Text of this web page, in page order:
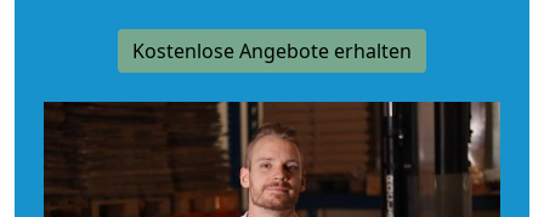
Kostenlose Angebote erhalten